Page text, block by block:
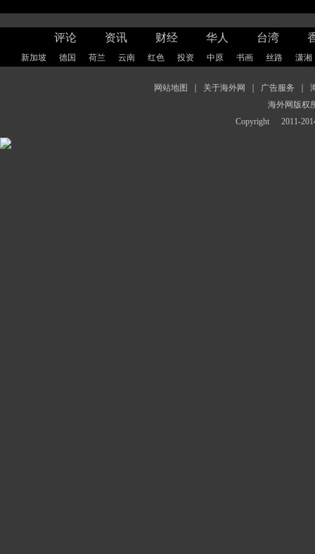
评论 资讯 财经 华人 台湾
新加坡 德国 荷兰 云南 红色 投资 中原 书画 丝路 潇湘
网站地图 关于海外网 广告服务
海外网版权
Copyright
2011-